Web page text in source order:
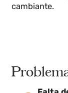
La solución